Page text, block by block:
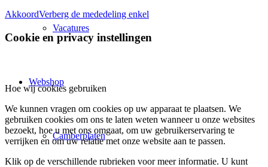
Vacatures
Webshop
Camberplaten
AkkoordVerberg de mededeling enkel
Cookie en privacy instellingen
Hoe wij cookies gebruiken
We kunnen vragen om cookies op uw apparaat te plaatsen. We
gebruiken cookies om ons te laten weten wanneer u onze websites
bezoekt, hoe u met ons omgaat, om uw gebruikerservaring te
verrijken en om uw relatie met onze website aan te passen.
Klik op de verschillende rubrieken voor meer informatie. U kunt